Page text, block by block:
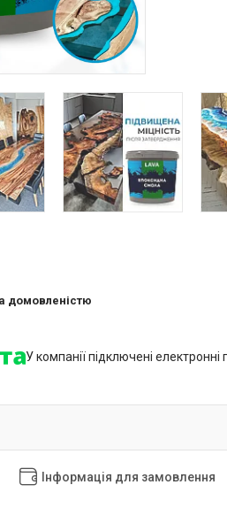
домовленістю
У компанії підключені
Інформація для замовлення